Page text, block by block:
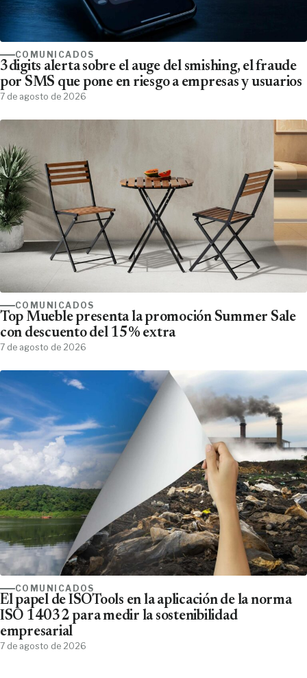
COMUNICADOS
3digits alerta sobre el auge del smishing, el fraude
por SMS que pone en riesgo a empresas y usuarios
7 de agosto de 2026
COMUNICADOS
Top Mueble presenta la promoción Summer Sale
con descuento del 15% extra
7 de agosto de 2026
COMUNICADOS
El papel de ISOTools en la aplicación de la norma
ISO 14032 para medir la sostenibilidad
empresarial
7 de agosto de 2026